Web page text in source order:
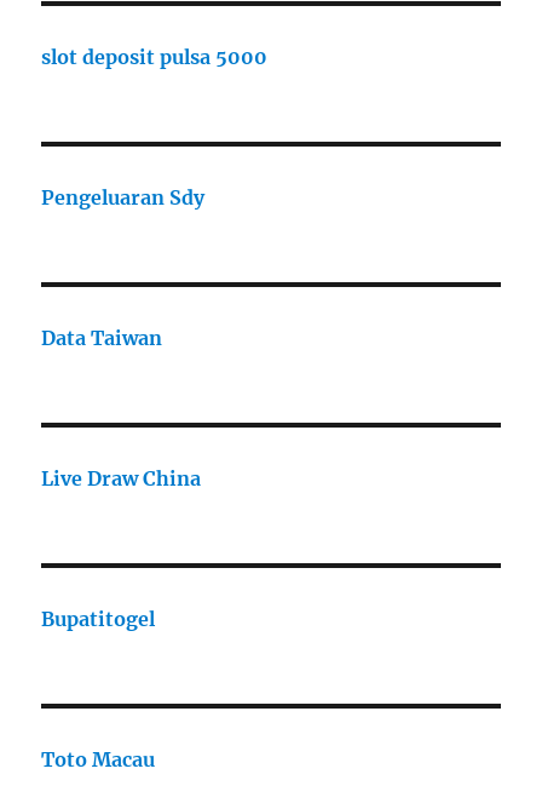
slot deposit pulsa 5000
Pengeluaran Sdy
Data Taiwan
Live Draw China
Bupatitogel
Toto Macau